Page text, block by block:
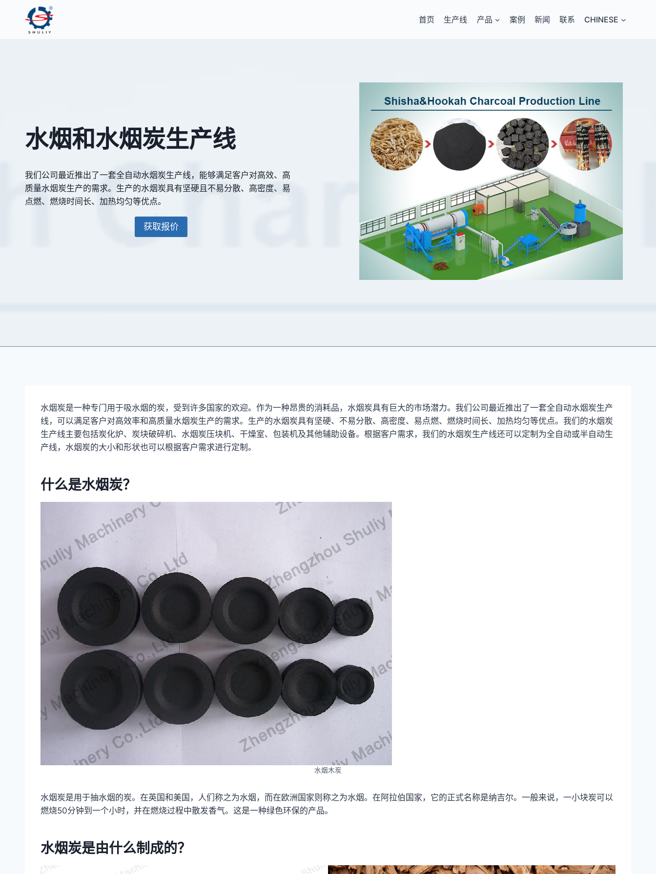
首页 生产线 产品 案例 新闻 联系 CHINESE
水烟和水烟炭生产线
我们公司最近推出了一套全自动水烟炭生产线，能够满足客户对高效、高
质量水烟炭生产的需求。生产的水烟炭具有坚硬且不易分散、高密度、易
点燃、燃烧时间长、加热均匀等优点。
获取报价
水烟炭是一种专门用于吸水烟的炭，受到许多国家的欢迎。作为一种昂贵的消耗品，水烟炭具有巨大的市场潜力。我们公司最近推出了一套全自动水烟炭生产
线，可以满足客户对高效率和高质量水烟炭生产的需求。生产的水烟炭具有坚硬、不易分散、高密度、易点燃、燃烧时间长、加热均匀等优点。我们的水烟炭
生产线主要包括炭化炉、炭块破碎机、水烟炭压块机、干燥室、包装机及其他辅助设备。根据客户需求，我们的水烟炭生产线还可以定制为全自动或半自动生
产线，水烟炭的大小和形状也可以根据客户需求进行定制。
什么是水烟炭？
水烟木炭
水烟炭是用于抽水烟的炭。在英国和美国，人们称之为水烟，而在欧洲国家则称之为水烟。在阿拉伯国家，它的正式名称是纳吉尔。一般来说，一小块炭可以
燃烧50分钟到一个小时，并在燃烧过程中散发香气。这是一种绿色环保的产品。
水烟炭是由什么制成的？